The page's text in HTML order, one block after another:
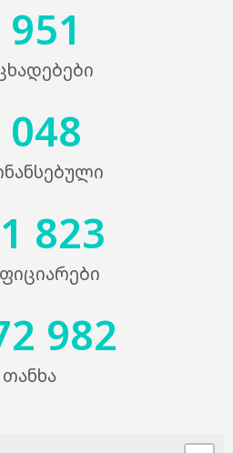
048
823
თანხა
982